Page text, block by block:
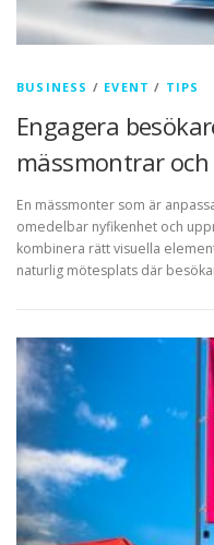
BUSINESS / EVENT / TIPS
Engagera
mässmontrar
En mässmonter som är
omedelbar nyfikenhet och
kombinera rätt visuella
naturlig mötesplats där